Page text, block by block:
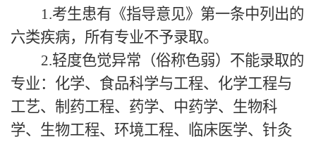
1.考生患有《指导意见》第一条中列出的
六类疾病，所有专业不予录取。
2.轻度色觉异常（俗称色弱）不能录取的
专业：化学、食品科学与工程、化学工程与
工艺、制药工程、药学、中药学、生物科
学、生物工程、环境工程、临床医学、针灸